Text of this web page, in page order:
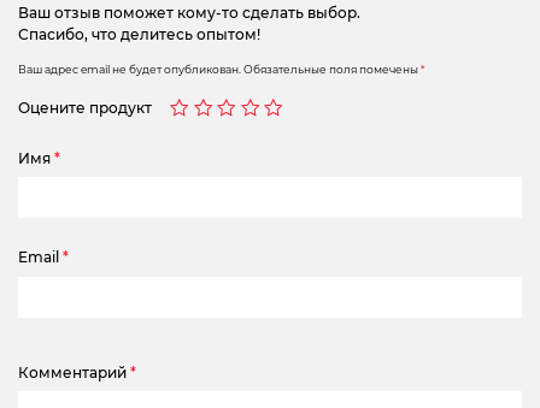
Ваш отзыв поможет кому-то сделать выбор.
Спасибо, что делитесь опытом!
Ваш адрес email не будет опубликован. Обязательные поля помечены*
Оцените продукт
Имя *
Email *
Комментарий *